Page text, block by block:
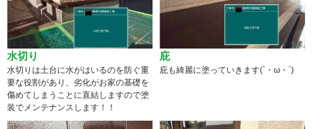
水切り
水切りは土台に水がはいるのを防ぐ重
要な役割があり、劣化がお家の基礎を
傷めてしまうことに直結しますので塗
装でメンテナンスします！！
庇
庇も綺麗に塗っていきます(`・ω・´)